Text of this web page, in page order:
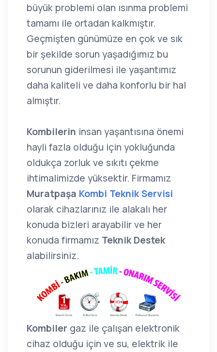
büyük problemi olan ısınma problemi
tamamı ile ortadan kalkmıştır.
Geçmişten günümüze en çok ve sık
bir şekilde sorun yaşadığımız bu
sorunun giderilmesi ile yaşantımız
daha kaliteli ve daha konforlu bir hal
almıştır.
Kombilerin insan yaşantısına önemi
hayli fazla olduğu için yokluğunda
oldukça zorluk ve sıkıtı çekme
ihtimalimizde yüksektir. Firmamız
Muratpaşa Kombi Teknik Servisi
olarak cihazlarınız ile alakalı her
konuda bizleri arayabilir ve her
konuda firmamız Teknik Destek
alabilirsiniz.
Kombiler gaz ile çalışan elektronik
cihaz olduğu için ve su, elektrik ile